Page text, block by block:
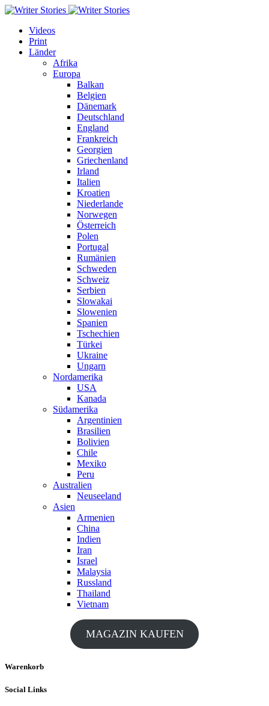
Videos
Print
Länder
Afrika
Europa
Balkan
Belgien
Dänemark
Deutschland
England
Frankreich
Georgien
Griechenland
Irland
Italien
Kroatien
Niederlande
Norwegen
Österreich
Polen
Portugal
Rumänien
Schweden
Schweiz
Serbien
Slowakai
Slowenien
Spanien
Tschechien
Türkei
Ukraine
Ungarn
Nordamerika
USA
Kanada
Südamerika
Argentinien
Brasilien
Bolivien
Chile
Mexiko
Peru
Australien
Neuseeland
Asien
Armenien
China
Indien
Iran
Israel
Malaysia
Russland
Thailand
Vietnam
MAGAZIN KAUFEN
Warenkorb
Social Links